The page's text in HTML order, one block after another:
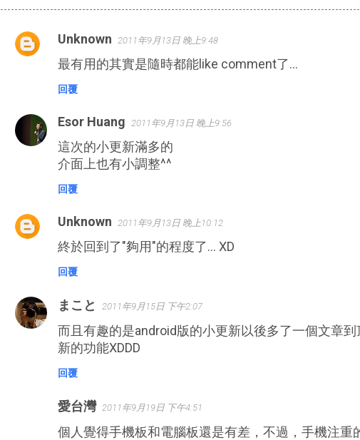
留
Unknown 2011年9月13日 晚上9:48
最有用的其實是隨時都能like comment了...
回覆
Esor Huang 2011年9月13日 晚上9:56
這次的小更新滿多的
介面上也有小調整^^
回覆
Unknown 2011年9月13日 晚上10:12
終於回到了"夠用"的程度了... XD
回覆
まこと 2011年9月15日 下午2:07
而且有趣的是android版的小更新以後多了一個文章
新的功能XDDD
回覆
愛台灣 2011年9月19日 下午4:51
個人覺得手機板和電腦板還是有差，不過，手機注重